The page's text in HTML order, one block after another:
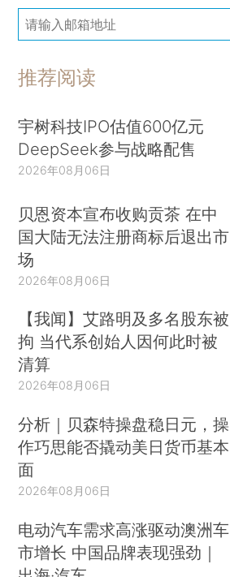
推荐阅读
宇树科技IPO估值600亿元
DeepSeek参与战略配售
2026年08月06日
贝恩资本宣布收购贡茶 在中
国大陆无法注册商标后退出市
场
2026年08月06日
【我闻】艾路明及多名股东被
拘 当代系创始人因何此时被
清算
2026年08月06日
分析｜贝森特操盘稳日元，操
作巧思能否撬动美日货币基本
面
2026年08月06日
电动汽车需求高涨驱动澳洲车
市增长 中国品牌表现强劲｜